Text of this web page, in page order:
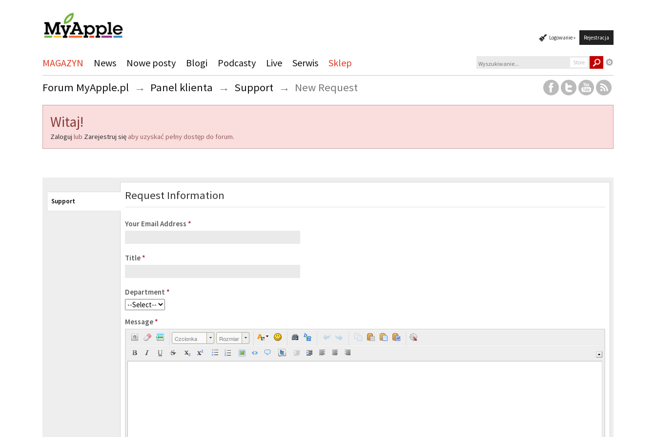
Logowanie » Rejestracja
MAGAZYN News Nowe posty Blogi Podcasty Live Serwis Sklep Store
Forum MyApple.pl → Panel klienta → Support → New Request
Witaj!
Zaloguj lub Zarejestruj się aby uzyskać pełny dostęp do forum.
Support Request Information
Your Email Address *
Title *
Department *
Message *
Czcionka Rozmiar